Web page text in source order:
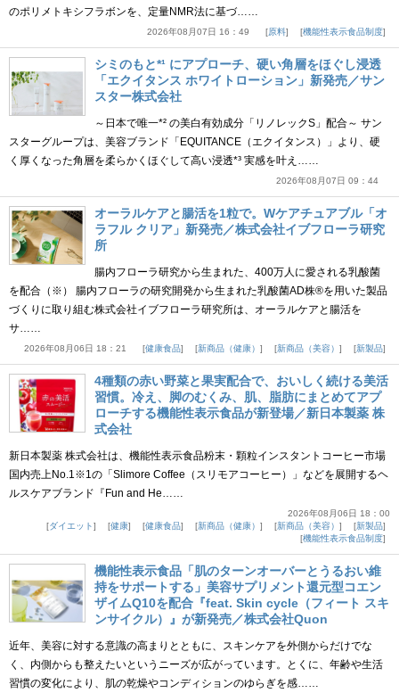
のポリメトキシフラボンを、定量NMR法に基づ……
2026年08月07日 16：49 原料 機能性表示食品制度
シミのもと*¹ にアプローチ、硬い角層をほぐし浸透
「エクイタンス ホワイトローション」新発売／サン
スター株式会社
～日本で唯一*² の美白有効成分「リノレックS」配合～ サン
スターグループは、美容ブランド「EQUITANCE（エクイタンス）」より、硬
く厚くなった角層を柔らかくほぐして高い浸透*³ 実感を叶え……
2026年08月07日 09：44
オーラルケアと腸活を1粒で。Wケアチュアブル「オ
ラフル クリア」新発売／株式会社イブフローラ研究
所
腸内フローラ研究から生まれた、400万人に愛される乳酸菌
を配合（※） 腸内フローラの研究開発から生まれた乳酸菌AD株®を用いた製品
づくりに取り組む株式会社イブフローラ研究所は、オーラルケアと腸活を
サ……
2026年08月06日 18：21 健康食品 新商品（健康） 新商品（美容） 新製品
4種類の赤い野菜と果実配合で、おいしく続ける美活
習慣。冷え、脚のむくみ、肌、脂肪にまとめてアプ
ローチする機能性表示食品が新登場／新日本製薬 株
式会社
新日本製薬 株式会社は、機能性表示食品粉末・顆粒インスタントコーヒー市場
国内売上No.1※1の「Slimore Coffee（スリモアコーヒー）」などを展開するヘ
ルスケアブランド『Fun and He……
2026年08月06日 18：00
ダイエット
健康 健康食品 新商品（健康） 新商品（美容）
新製品
機能性表示食品制度
機能性表示食品「肌のターンオーバーとうるおい維
持をサポートする」美容サプリメント還元型コエン
ザイムQ10を配合『feat. Skin cycle（フィート スキ
ンサイクル）』が新発売／株式会社Quon
近年、美容に対する意識の高まりとともに、スキンケアを外側からだけでな
く、内側からも整えたいというニーズが広がっています。とくに、年齢や生活
習慣の変化により、肌の乾燥やコンディションのゆらぎを感……